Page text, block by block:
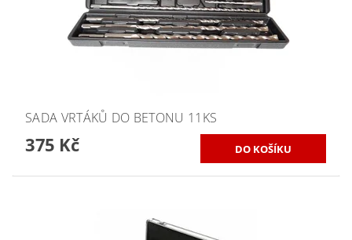
SADA VRTÁKŮ DO BETONU 11KS
375 Kč